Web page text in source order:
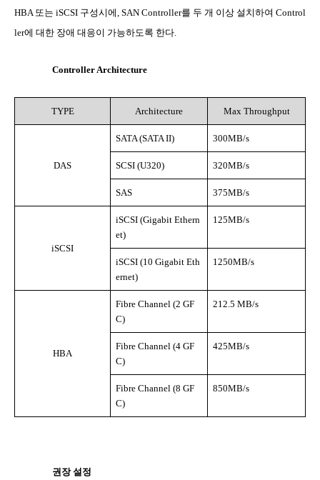
HBA 또는 iSCSI 구성시에 , SAN Controller를 두 개 이상 설치하여 Control
ler에 대한 장애 대응이 가능하도록 한다
Controller Architecture
TYPE Architecture Max Throughput
DAS
SATA (SATA II) 300MB/s
SCSI (U320) 320MB/s
SAS 375MB/s
iSCSI
iSCSI (Gigabit Ethern
et)
125MB/s
iSCSI (10 Gigabit Eth
ernet)
1250MB/s
HBA
Fibre Channel (2 GF
C)
212.5 MB/s
Fibre Channel (4 GF
C)
425MB/s
Fibre Channel (8 GF
C)
850MB/s
권장 설정